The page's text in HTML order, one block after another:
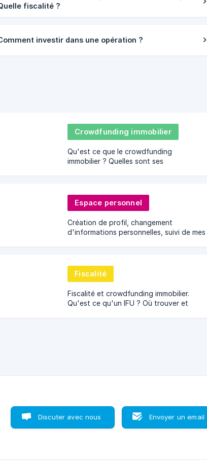
fiscalité ?
investir dans une opération ?
Crowdfunding immobilier
Qu'est ce que le crowdfunding
immobilier ? Quelles sont ses
Espace personnel
Création de profil, changement
d'informations personnelles, suivi de mes
Fiscalité
Fiscalité et crowdfunding immobilier.
Qu'est ce qu'un IFU ? Où trouver et
Discuter avec nous Envoyer un email